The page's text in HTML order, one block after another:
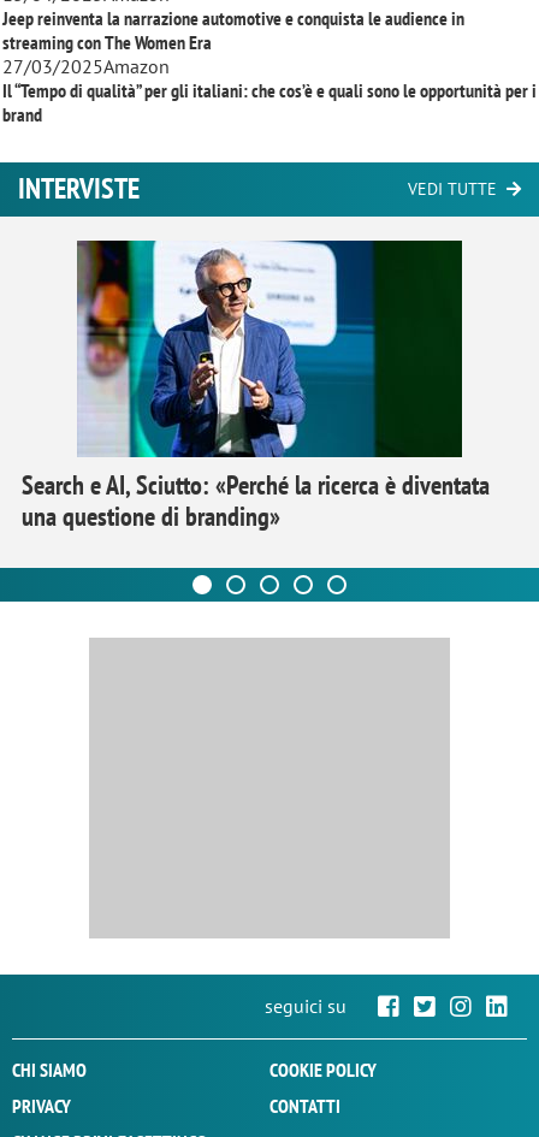
Jeep reinventa la narrazione automotive e conquista le audience in
streaming conThe Women Era
27/03/2025Amazon
Il “Tempo di qualità” per gli italiani: che cos’è e quali sono le opportunità per i
brand
INTERVISTE VEDI TUTTE
Search e AI, Sciutto: «Perché la ricerca è diventata
una questione di branding»
seguici su
CHI SIAMO
COOKIE POLICY
PRIVACY
CONTATTI